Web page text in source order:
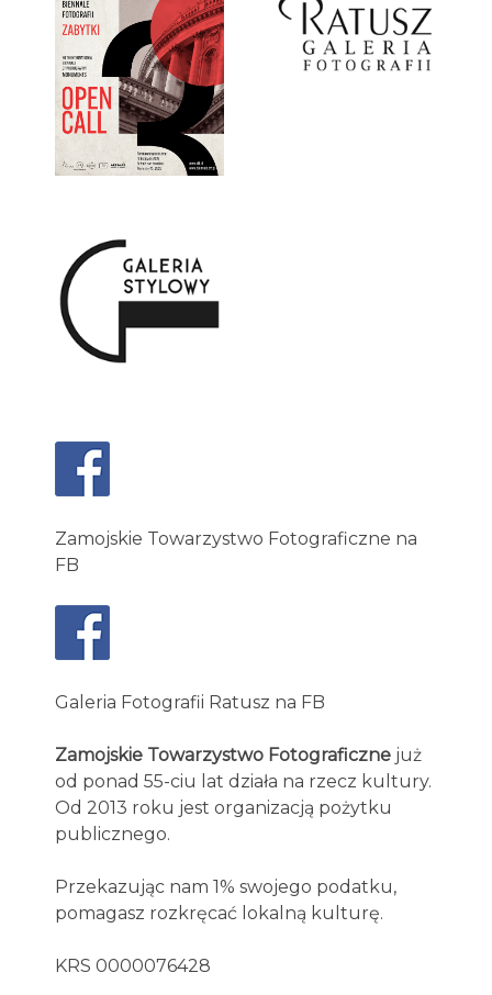
Zamojskie Towarzystwo Fotograficzne na
FB
Galeria Fotografii Ratusz na FB
Zamojskie Towarzystwo Fotograficzne już
od ponad 55-ciu lat działa na rzecz kultury.
Od 2013 roku jest organizacją pożytku
publicznego.
Przekazując nam 1% swojego podatku,
pomagasz rozkręcać lokalną kulturę.
KRS 0000076428